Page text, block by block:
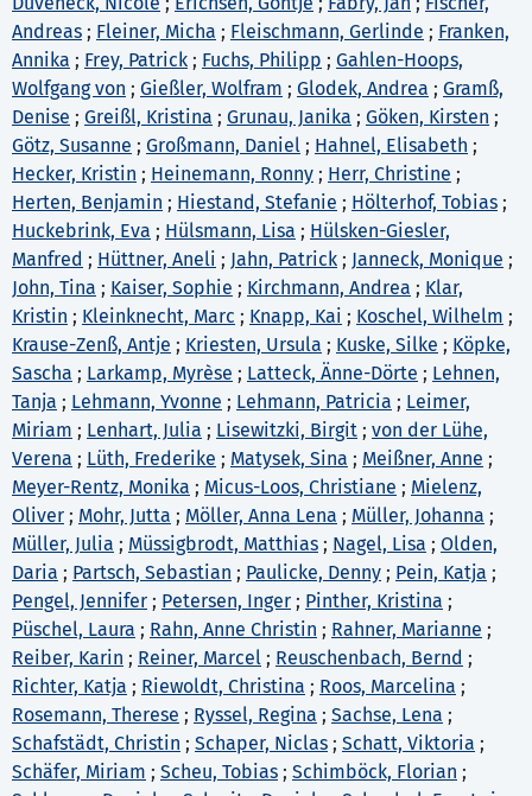
Andreas ; Fleiner, Micha ; Fleischmann, Gerlinde ; Franken,
Annika ; Frey, Patrick ; Fuchs, Philipp ; Gahlen-Hoops,
Wolfgang von ; Gießler, Wolfram ; Glodek, Andrea ; Gramß,
Denise ; Greißl, Kristina ; Grunau, Janika ; Göken, Kirsten ;
Götz, Susanne ; Großmann, Daniel ; Hahnel, Elisabeth ;
Hecker, Kristin ; Heinemann, Ronny ; Herr, Christine ;
Herten, Benjamin ; Hiestand, Stefanie ; Hölterhof, Tobias ;
Huckebrink, Eva ; Hülsmann, Lisa ; Hülsken-Giesler,
Manfred ; Hüttner, Aneli ; Jahn, Patrick ; Janneck, Monique ;
John, Tina ; Kaiser, Sophie ; Kirchmann, Andrea ; Klar,
Kristin ; Kleinknecht, Marc ; Knapp, Kai ; Koschel, Wilhelm ;
Krause-Zenß, Antje ; Kriesten, Ursula ; Kuske, Silke ; Köpke,
Sascha ; Larkamp, Myrèse ; Latteck, Änne-Dörte ; Lehnen,
Tanja ; Lehmann, Yvonne ; Lehmann, Patricia ; Leimer,
Miriam ; Lenhart, Julia ; Lisewitzki, Birgit ; von der Lühe,
Verena ; Lüth, Frederike ; Matysek, Sina ; Meißner, Anne ;
Meyer-Rentz, Monika ; Micus-Loos, Christiane ; Mielenz,
Oliver ; Mohr, Jutta ; Möller, Anna Lena ; Müller, Johanna ;
Müller, Julia ; Müssigbrodt, Matthias ; Nagel, Lisa ; Olden,
Daria ; Partsch, Sebastian ; Paulicke, Denny ; Pein, Katja ;
Pengel, Jennifer ; Petersen, Inger ; Pinther, Kristina ;
Püschel, Laura ; Rahn, Anne Christin ; Rahner, Marianne ;
Reiber, Karin ; Reiner, Marcel ; Reuschenbach, Bernd ;
Richter, Katja ; Riewoldt, Christina ; Roos, Marcelina ;
Rosemann, Therese ; Ryssel, Regina ; Sachse, Lena ;
Schafstädt, Christin ; Schaper, Niclas ; Schatt, Viktoria ;
Schäfer, Miriam ; Scheu, Tobias ; Schimböck, Florian ;